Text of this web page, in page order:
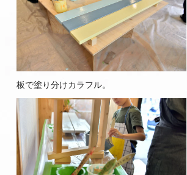
板で塗り分けカラフル。